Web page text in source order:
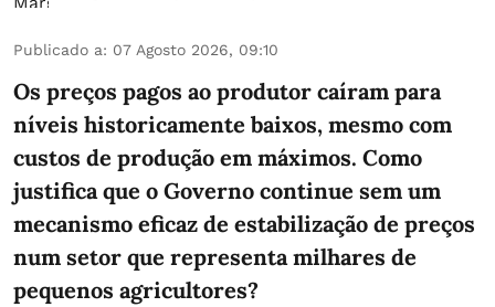
Publicado a: 07 Agosto 2026, 09:10
Os preços pagos ao produtor caíram para
níveis historicamente baixos, mesmo com
custos de produção em máximos. Como
justifica que o Governo continue sem um
mecanismo eficaz de estabilização de preços
num setor que representa milhares de
pequenos agricultores?